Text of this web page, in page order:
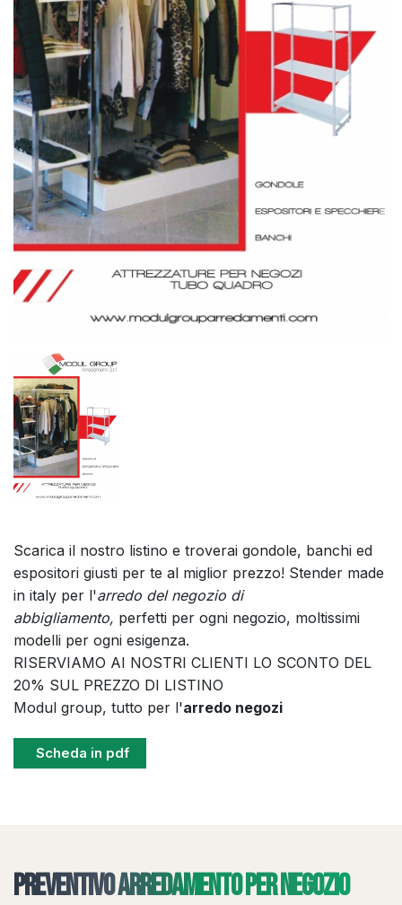
Scarica il nostro listino e troverai gondole, banchi ed
espositori giusti per te al miglior prezzo! Stender made
in italy per l'arredo del negozio di
abbigliamento, perfetti per ogni negozio, moltissimi
modelli per ogni esigenza.
RISERVIAMO AI NOSTRI CLIENTI LO SCONTO DEL
20% SUL PREZZO DI LISTINO
Modul group, tutto per l'arredo negozi
Scheda in pdf
Preventivo arredamento per negozio